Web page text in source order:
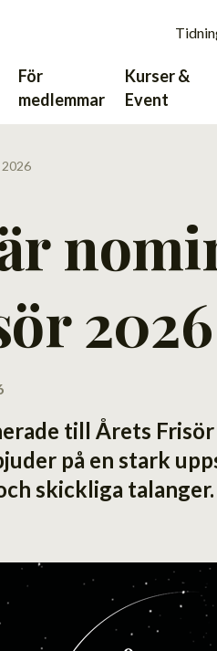
För
medlemmar
Kurser &
Event
2026
2026
till Årets
på en stark
skickliga talanger.